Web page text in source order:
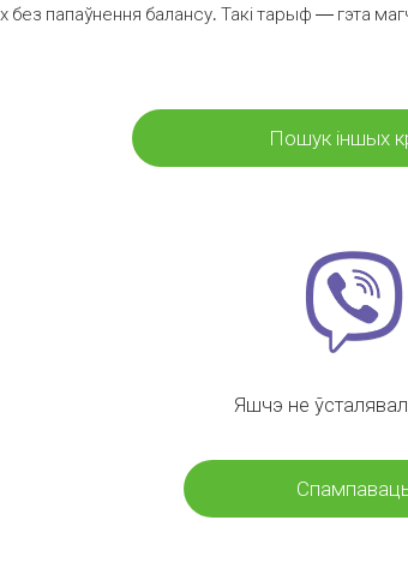
без папаўнення балансу. Такі тарыф — гэта
Пошук іншых
Яшчэ не